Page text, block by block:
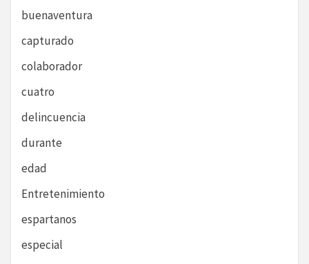
buenaventura
capturado
colaborador
cuatro
delincuencia
durante
edad
Entretenimiento
espartanos
especial